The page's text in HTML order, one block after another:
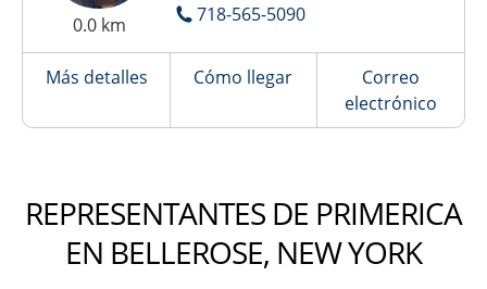
0.0 km
718-565-5090
Más detalles Cómo llegar
Correo
electrónico
REPRESENTANTES DE PRIMERICA
EN BELLEROSE, NEW YORK